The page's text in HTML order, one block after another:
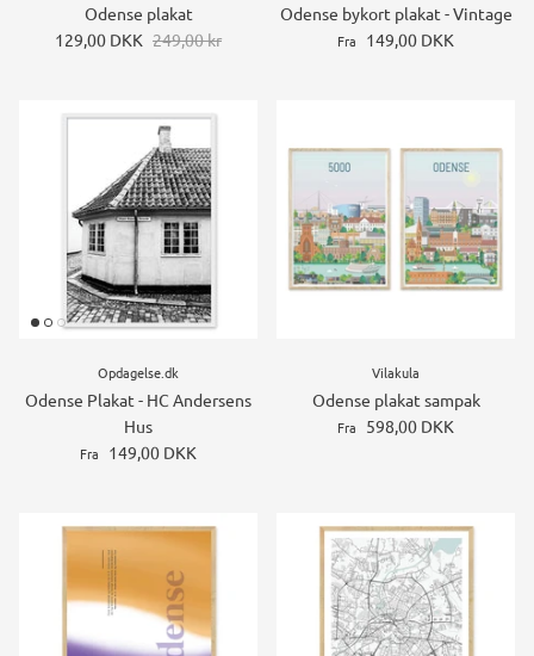
Odense plakat
129,00 DKK 249,00 kr
Odense bykort plakat - Vintage
Fra 149,00 DKK
Opdagelse.dk
Odense Plakat - HC Andersens
Hus
Fra 149,00 DKK
Vilakula
Odense plakat sampak
Fra 598,00 DKK